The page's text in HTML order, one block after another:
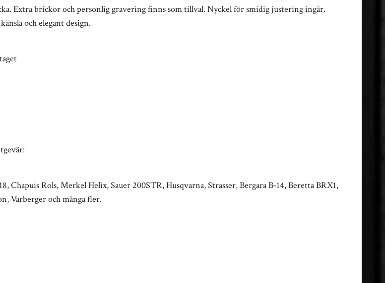
Extra brickor och personlig gravering finns som tillval. Nyckel för smidig justering ingår.
och elegant design.
Chapuis Rols, Merkel Helix, Sauer 200STR, Husqvarna, Strasser, Bergara B‑14, Beretta BRX1,
Varberger och många fler.